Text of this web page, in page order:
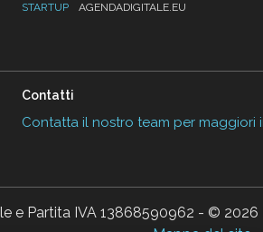
STARTUP
AGENDADIGITALE.EU
Contatti
Contatta il nostro team per maggiori
e Partita IVA 13868590962 - © 2026